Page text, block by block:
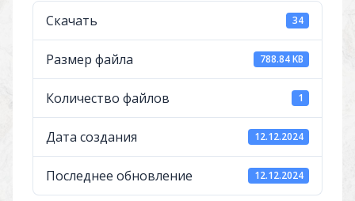
Скачать 34
Размер файла 788.84 KB
Количество файлов 1
Дата создания 12.12.2024
Последнее обновление 12.12.2024